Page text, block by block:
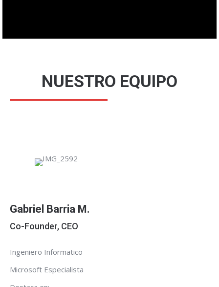
NUESTRO EQUIPO
Gabriel Barria M.
Co-Founder, CEO
Ingeniero Informatico
Microsoft Especialista